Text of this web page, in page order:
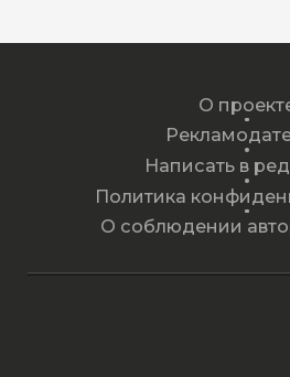
О
Написать в
Политика
О соблюдении